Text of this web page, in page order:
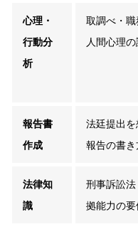
心理・
行動分
析
取調べ・
人間心理
報告書
作成
法廷提出を
報告の書
法律知
識
刑事訴訟
拠能力の